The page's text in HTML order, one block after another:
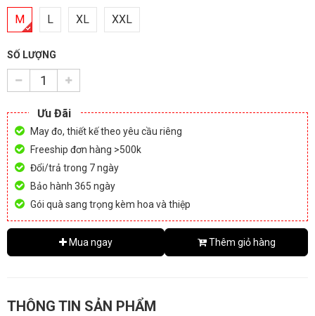
M L XL XXL
SỐ LƯỢNG
Ưu Đãi
May đo, thiết kế theo yêu cầu riêng
Freeship đơn hàng >500k
Đổi/trả trong 7 ngày
Bảo hành 365 ngày
Gói quà sang trọng kèm hoa và thiệp
Mua ngay Thêm giỏ hàng
THÔNG TIN SẢN PHẨM